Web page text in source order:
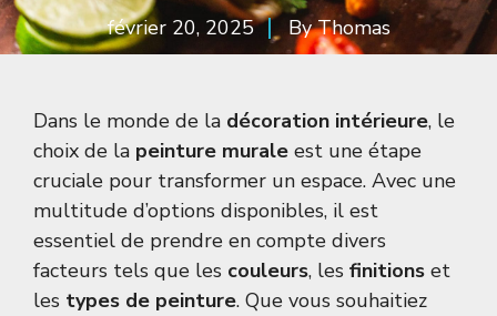
février 20, 2025 ByThomas
Dans le monde de la décoration intérieure, le
choix de la peinture murale est une étape
cruciale pour transformer un espace. Avec une
multitude d’options disponibles, il est
essentiel de prendre en compte divers
facteurs tels que les couleurs, les finitions et
les types de peinture. Que vous souhaitiez